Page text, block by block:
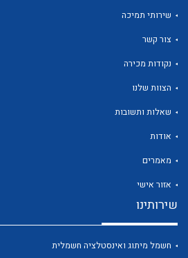
שירותי תמיכה
צור קשר
נקודות מכירה
הצוות שלנו
שאלות ותשובות
אודות
מאמרים
אזור אישי
שירותינו
חשמל מיתוג ואינסטלציה חשמלית